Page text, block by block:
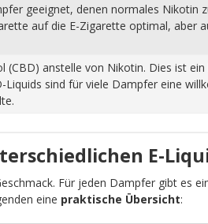
geeignet, denen normales Nikotin
auf die E-Zigarette optimal, aber
(CBD) anstelle von Nikotin. Dies ist
Liquids sind für viele Dampfer eine
E-
Für jeden Dampfer gibt es
eine praktische Übersicht: